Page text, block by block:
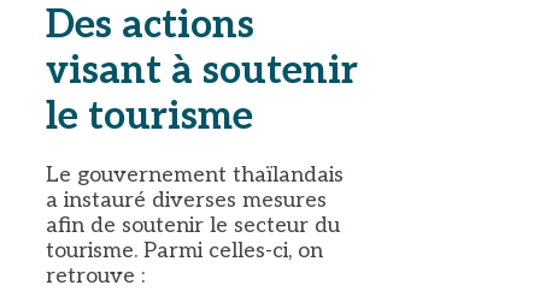
Des actions
visant à soutenir
le tourisme
Le gouvernement thaïlandais
a instauré diverses mesures
afin de soutenir le secteur du
tourisme. Parmi celles-ci, on
retrouve :